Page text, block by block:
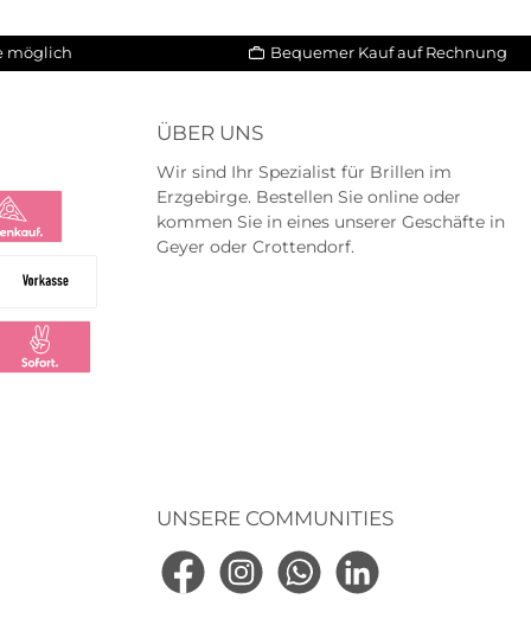
möglich Bequemer Kauf auf Rechnung
ÜBER UNS
Wir sind Ihr Spezialist für Brillen im
Erzgebirge. Bestellen Sie online oder
kommen Sie in eines unserer Geschäfte in
Geyer oder Crottendorf.
UNSERE COMMUNITIES
FacebookInstagramWhatsAppLinkedIn